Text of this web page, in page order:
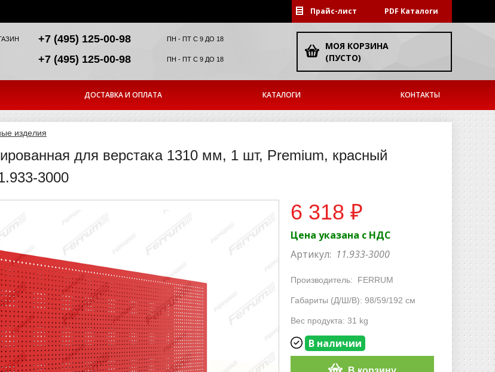
Прайс-лист PDF Каталоги
+7 (495) 125-00-98 ПН - ПТ С 9 ДО 18
+7 (495) 125-00-98 ПН - ПТ С 9 ДО 18
МОЯ КОРЗИНА
(ПУСТО)
ДОСТАВКА И ОПЛАТА КАТАЛОГИ КОНТАКТЫ
изделия
для верстака 1310 мм, 1 шт, Premium, красный
3000
6 318 ₽
Цена указана с НДС
Артикул: 11.933-3000
Производитель: FERRUM
Габариты (Д/Ш/В): 98/59/192 см
Вес продукта: 31 kg
В наличии